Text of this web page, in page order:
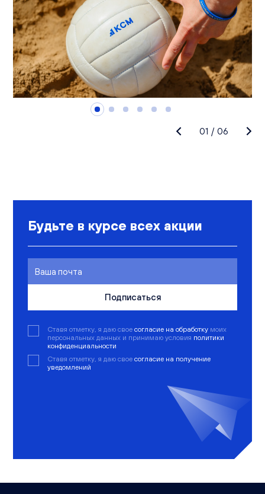
01 / 06
Будьте в курсе всех акции
Подписаться
Ставя отметку, я даю свое согласие на обработку моих
персональных данных и принимаю условия политики
конфиденциальности
Ставя отметку, я даю свое согласие на получение
уведомлений